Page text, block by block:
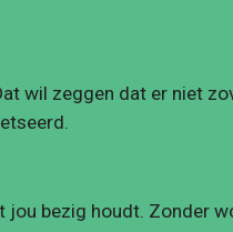
wil zeggen dat er niet
bezig houdt. Zonder